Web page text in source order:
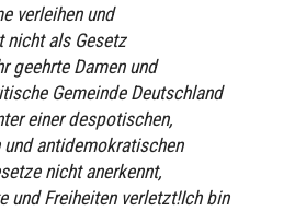
verleihen und
nicht als Gesetz
geehrte Damen und
Gemeinde Deutschland
einer despotischen,
antidemokratischen
nicht anerkennt,
und Freiheiten verletzt!Ich bin